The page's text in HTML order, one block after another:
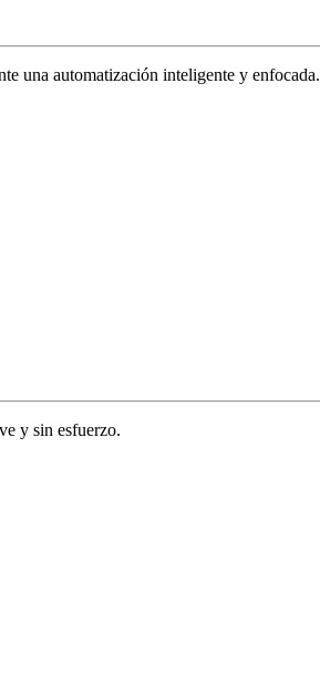
una automatización inteligente y enfocada.
y sin esfuerzo.